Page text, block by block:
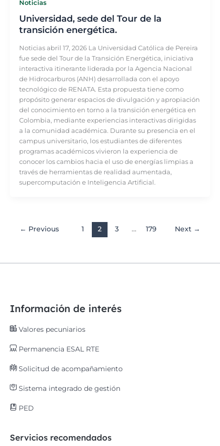
Noticias
Universidad, sede del Tour de la
transición energética.
Noticias abril 17, 2026 La Universidad Católica de Pereira
fue sede del Tour de la Transición Energética, iniciativa
interactiva itinerante liderada por la Agencia Nacional
de Hidrocarburos (ANH) desarrollada con el apoyo
tecnológico de RENATA. Esta propuesta tiene como
propósito generar espacios de divulgación y apropiación
del conocimiento en torno a la transición energética en
Colombia, mediante experiencias interactivas dirigidas
a la comunidad académica. Durante su presencia en el
campus universitario, los estudiantes de diferentes
programas académicos vivieron la experiencia de
conocer los cambios hacia el uso de energías limpias a
través de herramientas de realidad aumentada,
supercomputación e Inteligencia Artificial.
← Previous 1 2 3 … 179 Next →
Información de interés
Valores pecuniarios
Permanencia ESAL RTE
Solicitud de acompañamiento
Sistema integrado de gestión
PED
Servicios recomendados